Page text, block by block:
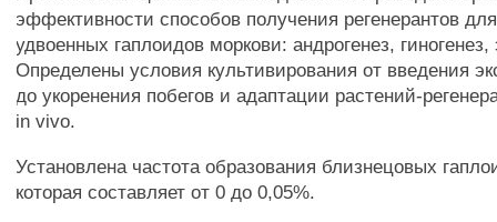
эффективности способов получения регенерантов
удвоенных гаплоидов моркови: андрогенез,
Определены условия культивирования от введения
до укоренения побегов и адаптации растений-
in vivo.
Установлена частота образования близнецовых
которая составляет от 0 до 0,05%.